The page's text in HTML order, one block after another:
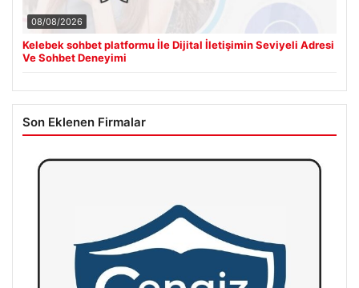
08/08/2026
Kelebek sohbet platformu İle Dijital İletişimin Seviyeli Adresi
Ve Sohbet Deneyimi
Son Eklenen Firmalar